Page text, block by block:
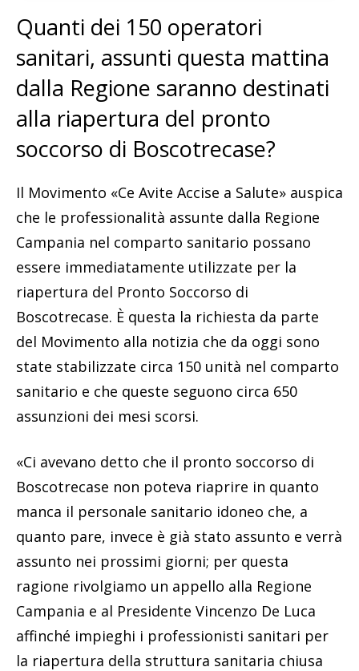
Quanti dei 150 operatori
sanitari, assunti questa mattina
dalla Regione saranno destinati
alla riapertura del pronto
soccorso di Boscotrecase?
Il Movimento «Ce Avite Accise a Salute» auspica
che le professionalità assunte dalla Regione
Campania nel comparto sanitario possano
essere immediatamente utilizzate per la
riapertura del Pronto Soccorso di
Boscotrecase. È questa la richiesta da parte
del Movimento alla notizia che da oggi sono
state stabilizzate circa 150 unità nel comparto
sanitario e che queste seguono circa 650
assunzioni dei mesi scorsi.
«Ci avevano detto che il pronto soccorso di
Boscotrecase non poteva riaprire in quanto
manca il personale sanitario idoneo che, a
quanto pare, invece è già stato assunto e verrà
assunto nei prossimi giorni; per questa
ragione rivolgiamo un appello alla Regione
Campania e al Presidente Vincenzo De Luca
affinché impieghi i professionisti sanitari per
la riapertura della struttura sanitaria chiusa